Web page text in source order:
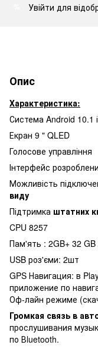
Увійти для
Опис
Характеристика:
Система Android 10.1
Екран 9 " QLED
Голосове управління
Інтерфейс
Можливість
виду
Підтримка штатних
CPU 8257
Пам'ять : 2GB+ 32
USB роз'єми: 2шт
GPS Навигация: в
приложение по
Оф-лайн режиме
Громкая связь в
прослушивания
по Вluetooth.